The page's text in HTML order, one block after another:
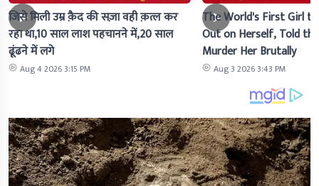
जिसे मिली उम्र क़ैद की सज़ा वही क़त्ल कर
रहा था,10 साल लाश पहचानने में,20 साल
ढूंढने में लगे
Aug 4 2026 3:15 PM
The World's First Girl
Out on Herself, Told
Murder Her Brutally
Aug 3 2026 3:43 PM